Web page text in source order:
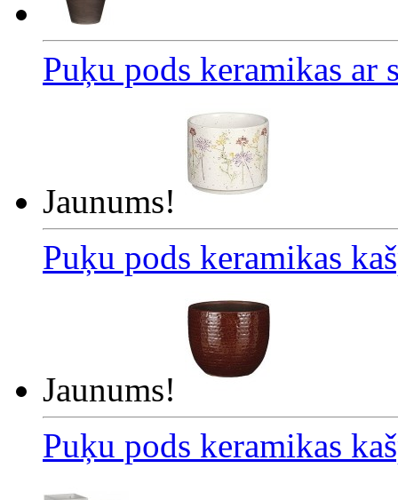
Puķu pods keramikas
Jaunums!
Puķu pods keramikas
Jaunums!
Puķu pods keramikas